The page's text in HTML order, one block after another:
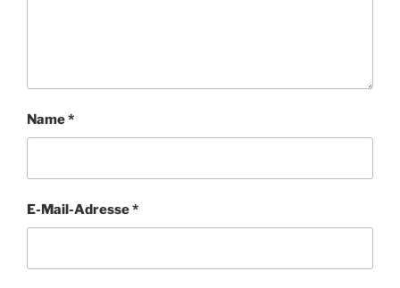
Name*
E-Mail-Adresse*